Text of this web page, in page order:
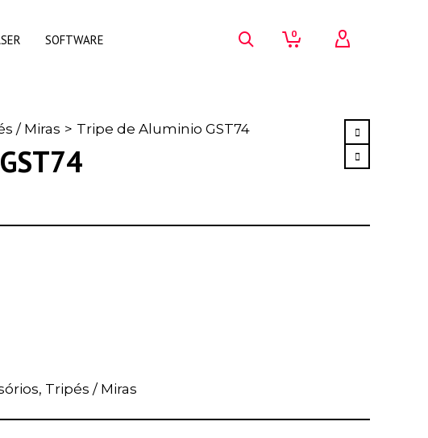
SOFTWARE 0
/ Miras > Tripe de Aluminio GST74
, Tripés / Miras